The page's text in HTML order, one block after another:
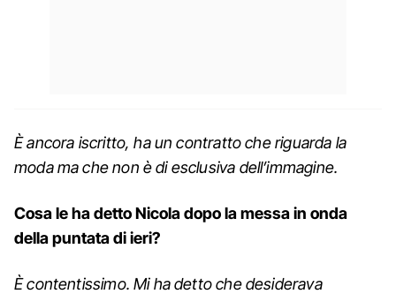
È ancora iscritto, ha un contratto che riguarda la
moda ma che non è di esclusiva dell’immagine.
Cosa le ha detto Nicola dopo la messa in onda
della puntata di ieri?
È contentissimo. Mi ha detto che desiderava